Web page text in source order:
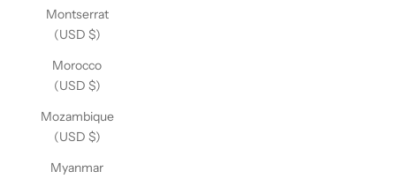
Montserrat
(USD $)
Morocco
(USD $)
Mozambique
(USD $)
Myanmar